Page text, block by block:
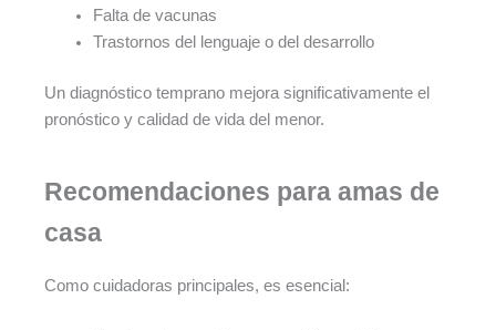
Falta de vacunas
Trastornos del lenguaje o del desarrollo
Un diagnóstico temprano mejora significativamente el
pronóstico y calidad de vida del menor.
Recomendaciones para amas de
casa
Como cuidadoras principales, es esencial: